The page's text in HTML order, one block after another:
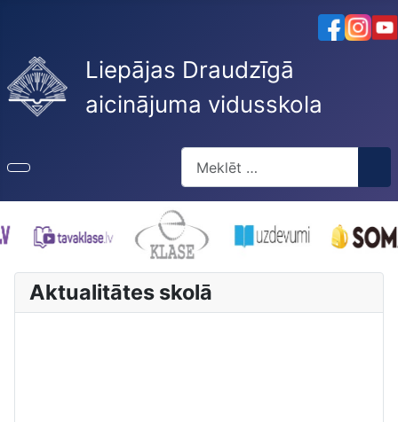
Liepājas Draudzīgā
aicinājuma vidusskola
Type 2 or more characters for
Aktualitātes skolā